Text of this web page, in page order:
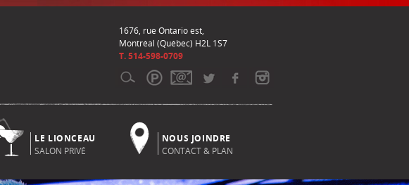
1676, rue Ontario est,
Montréal (Québec) H2L 1S7
T. 514-598-0709
LE LIONCEAU
SALON PRIVÉ
NOUS JOINDRE
CONTACT & PLAN